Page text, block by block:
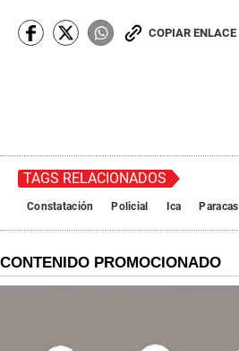
COPIAR ENLACE
TAGS RELACIONADOS
Constatación Policial Ica Paracas